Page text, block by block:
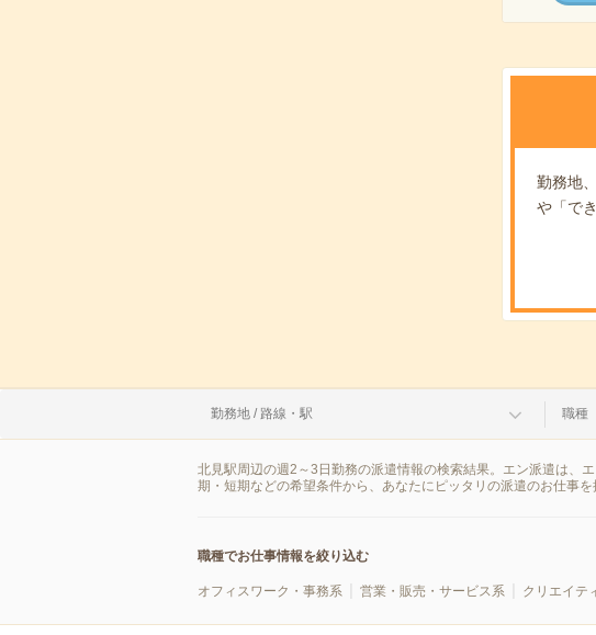
勤務地
や「で
勤務地 / 路線・駅 職種
北見駅周辺の週2～3日勤務の派遣情報の検索結果。エン派遣は、
期・短期などの希望条件から、あなたにピッタリの派遣のお仕事を
職種でお仕事情報を絞り込む
オフィスワーク・事務系 営業・販売・サービス系 クリエイテ